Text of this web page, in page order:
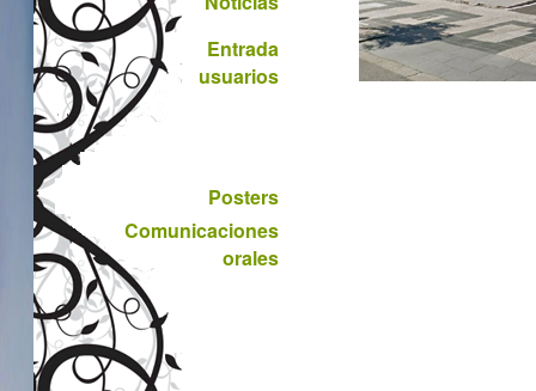
Entrada
usuarios
Posters
Comunicaciones
orales